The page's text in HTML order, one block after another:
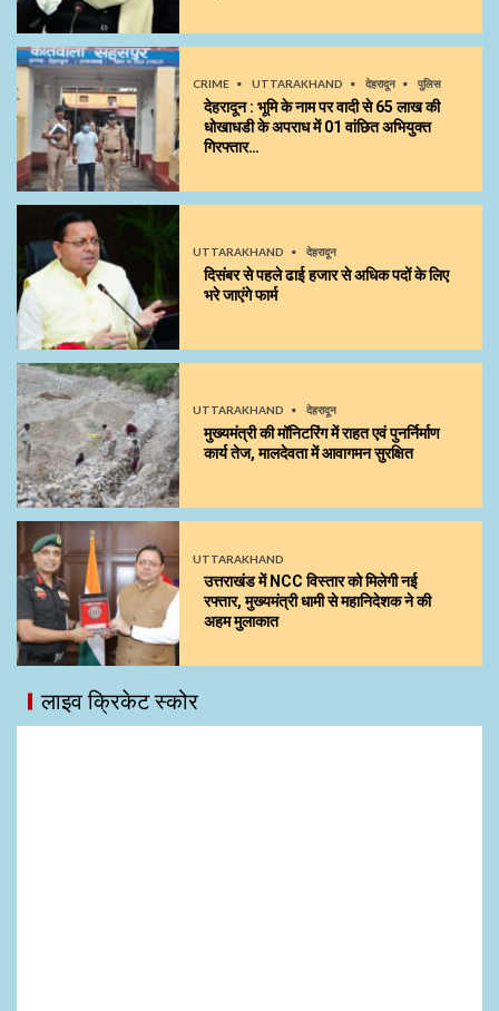
CRIME UTTARAKHAND देहरादून पुलिस
देहरादून : भूमि के नाम पर वादी से 65 लाख की
धोखाधडी के अपराध में 01 वांछित अभियुक्त
गिरफ्तार…
UTTARAKHAND देहरादून
दिसंबर से पहले ढाई हजार से अधिक पदों के लिए
भरे जाएंगे फार्म
UTTARAKHAND देहरादून
मुख्यमंत्री की मॉनिटरिंग में राहत एवं पुनर्निर्माण
कार्य तेज, मालदेवता में आवागमन सुरक्षित
UTTARAKHAND
उत्तराखंड में NCC विस्तार को मिलेगी नई
रफ्तार, मुख्यमंत्री धामी से महानिदेशक ने की
अहम मुलाकात
लाइव क्रिकेट स्कोर